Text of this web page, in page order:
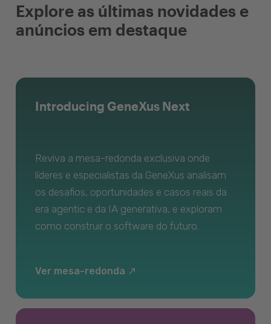
Explore as últimas novidades e
anúncios em destaque
Introducing GeneXus Next
Reviva a mesa-redonda exclusiva onde
líderes e especialistas da GeneXus analisam
os desafios, oportunidades e casos reais da
era agentic e da IA generativa, e exploram
como construir o software do futuro.
Ver mesa-redonda